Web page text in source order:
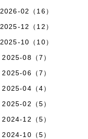
2026-02（16）
2025-12（12）
2025-10（10）
2025-08（7）
2025-06（7）
2025-04（4）
2025-02（5）
2024-12（5）
2024-10（5）